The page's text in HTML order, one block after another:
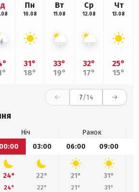
Пн
10.08
31°
18°
Вт
11.08
33°
19°
Ср
12.08
32°
17°
Чт
13.08
25°
15°
7/14
Ніч
Ранок
00:00
03:00 06:00 09:00
24° 22° 21° 31°
24° 22° 21° 31°